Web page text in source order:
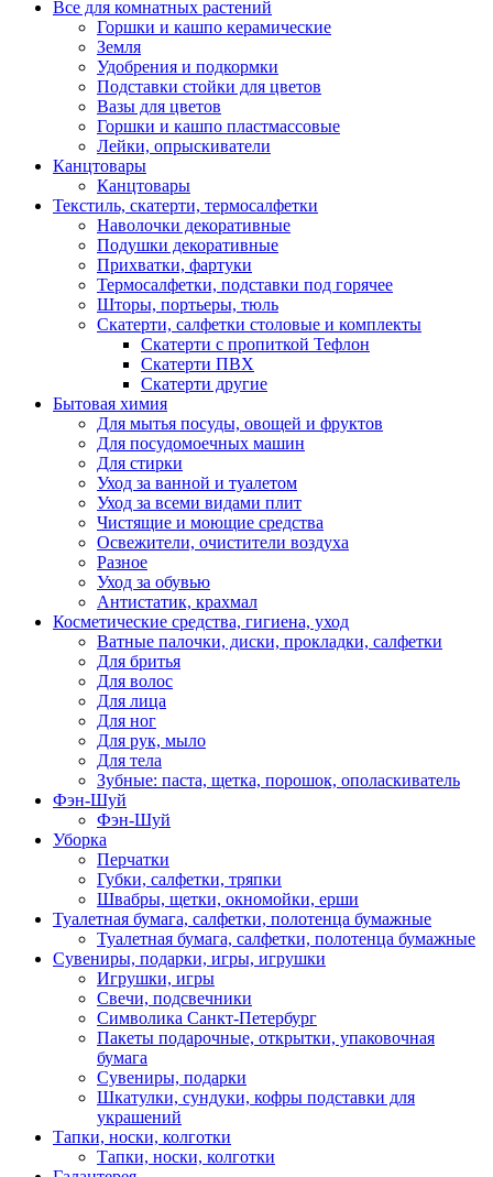
Все для комнатных растений
Горшки и кашпо керамические
Земля
Удобрения и подкормки
Подставки стойки для цветов
Вазы для цветов
Горшки и кашпо пластмассовые
Лейки, опрыскиватели
Канцтовары
Канцтовары
Текстиль, скатерти, термосалфетки
Наволочки декоративные
Подушки декоративные
Прихватки, фартуки
Термосалфетки, подставки под горячее
Шторы, портьеры, тюль
Скатерти, салфетки столовые и комплекты
Скатерти с пропиткой Тефлон
Скатерти ПВХ
Скатерти другие
Бытовая химия
Для мытья посуды, овощей и фруктов
Для посудомоечных машин
Для стирки
Уход за ванной и туалетом
Уход за всеми видами плит
Чистящие и моющие средства
Освежители, очистители воздуха
Разное
Уход за обувью
Антистатик, крахмал
Косметические средства, гигиена, уход
Ватные палочки, диски, прокладки, салфетки
Для бритья
Для волос
Для лица
Для ног
Для рук, мыло
Для тела
Зубные: паста, щетка, порошок, ополаскиватель
Фэн-Шуй
Фэн-Шуй
Уборка
Перчатки
Губки, салфетки, тряпки
Швабры, щетки, окномойки, ерши
Туалетная бумага, салфетки, полотенца бумажные
Туалетная бумага, салфетки, полотенца бумажные
Сувениры, подарки, игры, игрушки
Игрушки, игры
Свечи, подсвечники
Символика Санкт-Петербург
Пакеты подарочные, открытки, упаковочная
бумага
Сувениры, подарки
Шкатулки, сундуки, кофры подставки для
украшений
Тапки, носки, колготки
Тапки, носки, колготки